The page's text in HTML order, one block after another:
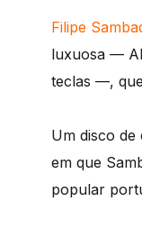
Filipe
luxuosa —
teclas —,
Um disco de
em que
popular